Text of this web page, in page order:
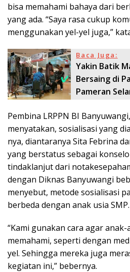
bisa memahami bahaya dari
yang ada. “Saya rasa cukup
menggunakan yel-yel juga,”
Baca Juga:
Yakin Batik
Bersaing di
Pameran
Pembina LRPPN BI
menyatakan, sosialisasi yang
nya, diantaranya Sita Febrina
yang berstatus sebagai
tindaklanjut dari
dengan Diknas Banyuwangi
menyebut, metode sosialisasi
berbeda dengan anak usia SMP.
“Kami gunakan cara agar
memahami, seperti dengan
yel. Sehingga mereka juga
kegiatan ini,” bebernya.